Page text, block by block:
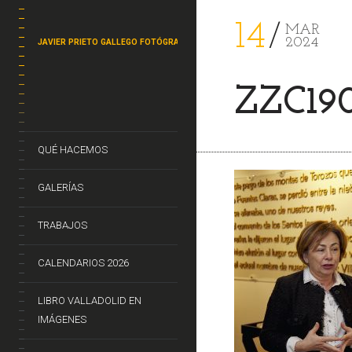
JAVIER PRIETO GALLEGO FOTÓGRAFO
QUÉ HACEMOS
GALERÍAS
TRABAJOS
CALENDARIOS 2026
LIBRO VALLADOLID EN
IMÁGENES
14
MAR
2024